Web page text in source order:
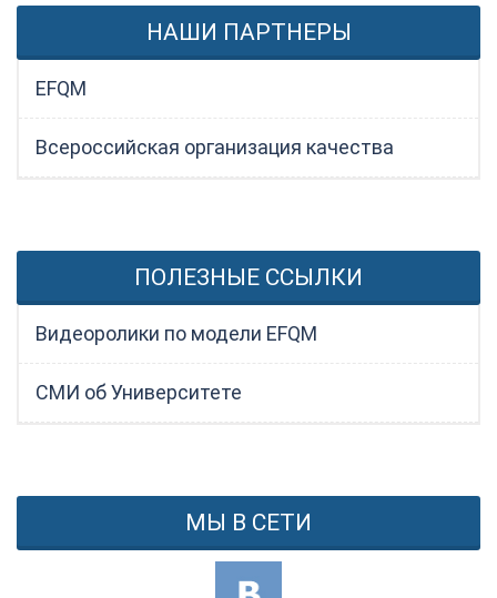
НАШИ ПАРТНЕРЫ
EFQM
Всероссийская организация качества
ПОЛЕЗНЫЕ ССЫЛКИ
Видеоролики по модели EFQM
СМИ об Университете
МЫ В СЕТИ